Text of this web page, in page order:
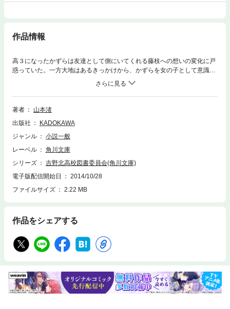
作品情報
高３になったかずらは友達として側にいてくれる藤枝への想いの変化に戸
惑っていた。一方大地はあるきっかけから、かずらを女の子として意識し
はじめ……。好きと友達境界線に悩む図書委員たちの青春模様。
著者
山本渚
出版社
KADOKAWA
ジャンル
小説一般
レーベル
角川文庫
シリーズ
吉野北高校図書委員会(角川文庫)
電子版配信開始日
2014/10/28
ファイルサイズ
2.22 MB
作品をシェアする